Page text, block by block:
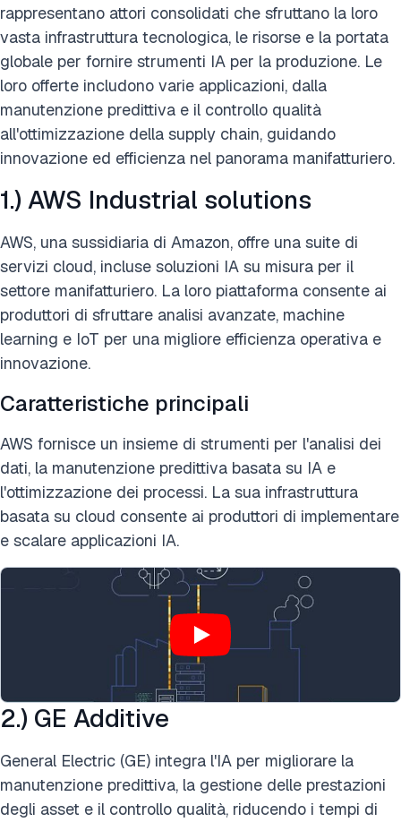
rappresentano attori consolidati che sfruttano la loro
vasta infrastruttura tecnologica, le risorse e la portata
globale per fornire strumenti IA per la produzione. Le
loro offerte includono varie applicazioni, dalla
manutenzione predittiva e il controllo qualità
all'ottimizzazione della supply chain, guidando
innovazione ed efficienza nel panorama manifatturiero.
1.) AWS Industrial solutions
AWS, una sussidiaria di Amazon, offre una suite di
servizi cloud, incluse soluzioni IA su misura per il
settore manifatturiero. La loro piattaforma consente ai
produttori di sfruttare analisi avanzate, machine
learning e IoT per una migliore efficienza operativa e
innovazione.
Caratteristiche principali
AWS fornisce un insieme di strumenti per l'analisi dei
dati, la manutenzione predittiva basata su IA e
l'ottimizzazione dei processi. La sua infrastruttura
basata su cloud consente ai produttori di implementare
e scalare applicazioni IA.
2.) GE Additive
General Electric (GE) integra l'IA per migliorare la
manutenzione predittiva, la gestione delle prestazioni
degli asset e il controllo qualità, riducendo i tempi di